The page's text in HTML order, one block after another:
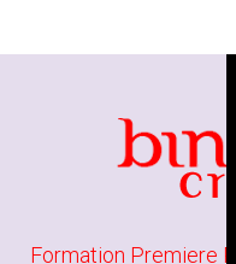
Formation Premiere